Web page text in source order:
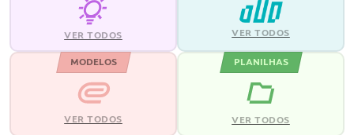
VER TODOS VER TODOS
MODELOS
VER TODOS
PLANILHAS
VER TODOS